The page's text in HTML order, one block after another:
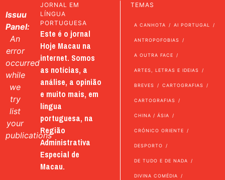
Issuu
Panel:
An
error
occurred
while
we
try
list
your
publications
JORNAL EM
LÍNGUA
PORTUGUESA
Este é o jornal
Hoje Macau na
internet. Somos
as notícias, a
análise, a opinião
e muito mais, em
língua
portuguesa, na
Região
Administrativa
Especial de
Macau.
TEMAS
A CANHOTA AI PORTUGAL
ANTROPOFOBIAS
A OUTRA FACE
ARTES, LETRAS E IDEIAS
BREVES CARTOGRAFIAS
CARTOGRAFIAS
CHINA / ÁSIA
CRÓNICO ORIENTE
DESPORTO
DE TUDO E DE NADA
DIVINA COMÉDIA